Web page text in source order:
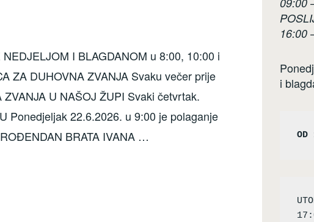
I BLAGDANOM u 8:00, 10:00 i
ZA DUHOVNA ZVANJA Svaku večer prije
U NAŠOJ ŽUPI Svaki četvrtak.
Ponedjeljak 22.6.2026. u 9:00 je polaganje
BRATA IVANA …
16:00
i